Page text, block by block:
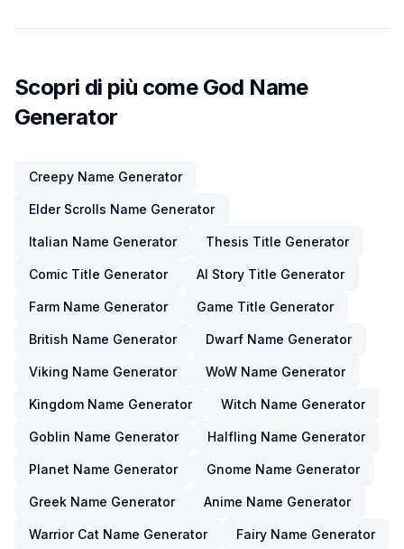
Scopri di più come God Name
Generator
Creepy Name Generator
Elder Scrolls Name Generator
Italian Name Generator Thesis Title Generator
Comic Title Generator AI Story Title Generator
Farm Name Generator Game Title Generator
British Name Generator Dwarf Name Generator
Viking Name Generator WoW Name Generator
Kingdom Name Generator Witch Name Generator
Goblin Name Generator Halfling Name Generator
Planet Name Generator Gnome Name Generator
Greek Name Generator Anime Name Generator
Warrior Cat Name Generator Fairy Name Generator